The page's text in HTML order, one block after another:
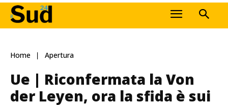
Home Apertura
Ue | Riconfermata la Von
der Leyen, ora la sfida è sui